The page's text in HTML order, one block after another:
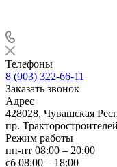
Телефоны
8 (903) 322-66-11
Заказать звонок
Адрес
428028, Чувашская
пр.
Режим работы
пн-пт 08:00 – 20:00
сб 08:00 – 18:00